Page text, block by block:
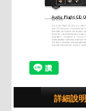
詳細說明